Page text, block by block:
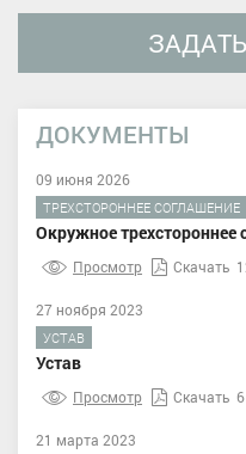
ДОКУМЕНТЫ
09 июня 2026
ТРЕХСТОРОННЕЕ СОГЛАШЕНИЕ
Окружное трехстороннее
Просмотр Скачать
27 ноября 2023
УСТАВ
Устав
Просмотр Скачать
21 марта 2023